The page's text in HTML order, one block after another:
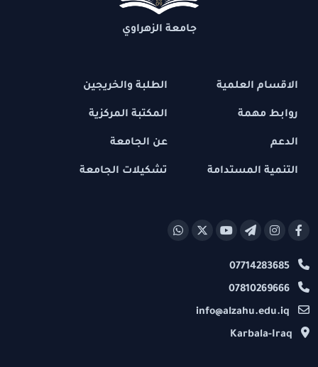
جامعة الزهراوي
الاقسام العلمية
روابط مهمة
الدعم
التنمية المستدامة
الطلبة والخريجين
المكتبة المركزية
عن الجامعة
تشكيلات الجامعة
07714283685
07810269666
info@alzahu.edu.iq
Karbala-Iraq